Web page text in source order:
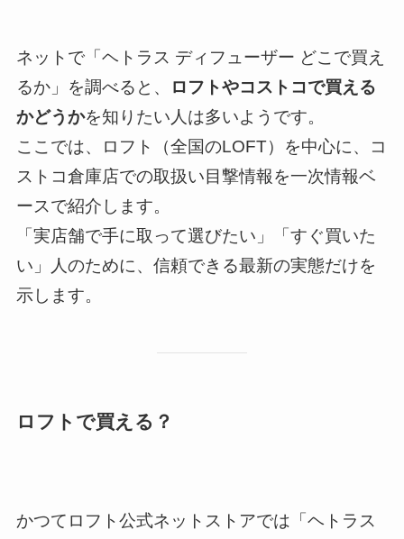
ネットで「ヘトラス ディフューザー どこで買え
るか」を調べると、
ロフトやコストコで買える
かどうかを知りたい人は多いようです。
ここでは、ロフト（全国のLOFT）を中心に、コ
ストコ倉庫店での取扱い目撃情報を一次情報ベ
ースで紹介します。
「実店舗で手に取って選びたい」「すぐ買いた
い」人のために、信頼できる最新の実態だけを
示します。
ロフトで買える？
かつてロフト公式ネットストアでは「ヘトラス